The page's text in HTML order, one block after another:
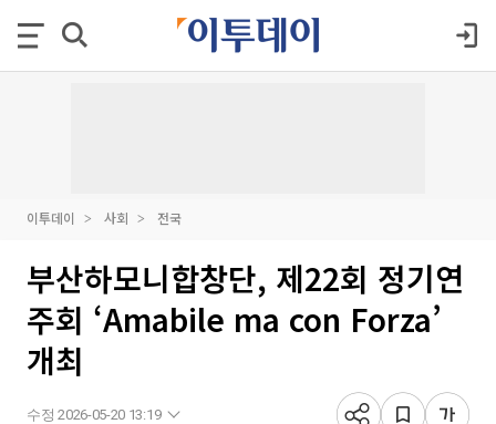
이투데이 사회 전국
부산하모니합창단, 제22회 정기연
주회 ‘Amabile ma con Forza’
개최
수정 2026-05-20 13:19